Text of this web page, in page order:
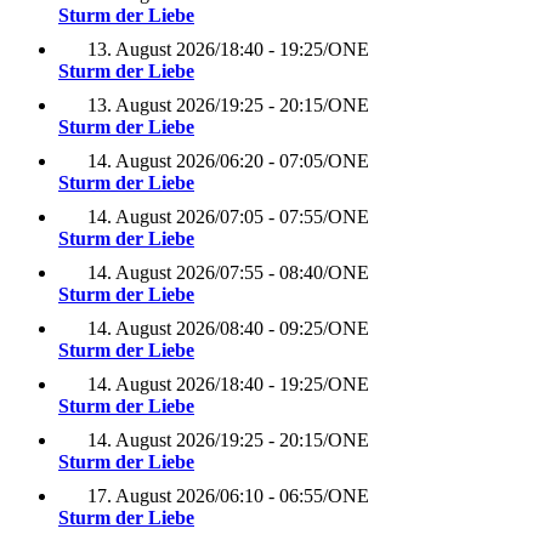
Sturm der Liebe
13. August 2026/18:40 - 19:25/ONE
Sturm der Liebe
13. August 2026/19:25 - 20:15/ONE
Sturm der Liebe
14. August 2026/06:20 - 07:05/ONE
Sturm der Liebe
14. August 2026/07:05 - 07:55/ONE
Sturm der Liebe
14. August 2026/07:55 - 08:40/ONE
Sturm der Liebe
14. August 2026/08:40 - 09:25/ONE
Sturm der Liebe
14. August 2026/18:40 - 19:25/ONE
Sturm der Liebe
14. August 2026/19:25 - 20:15/ONE
Sturm der Liebe
17. August 2026/06:10 - 06:55/ONE
Sturm der Liebe